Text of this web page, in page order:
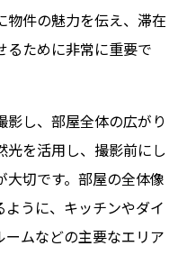
物件の魅力を伝え、滞在
るために非常に重要で
し、部屋全体の広がり
光を活用し、撮影前にし
大切です。部屋の全体像
ように、キッチンやダイ
ムなどの主要なエリア